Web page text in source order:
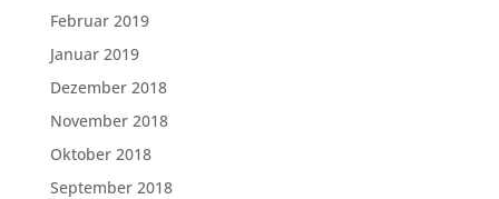
Februar 2019
Januar 2019
Dezember 2018
November 2018
Oktober 2018
September 2018